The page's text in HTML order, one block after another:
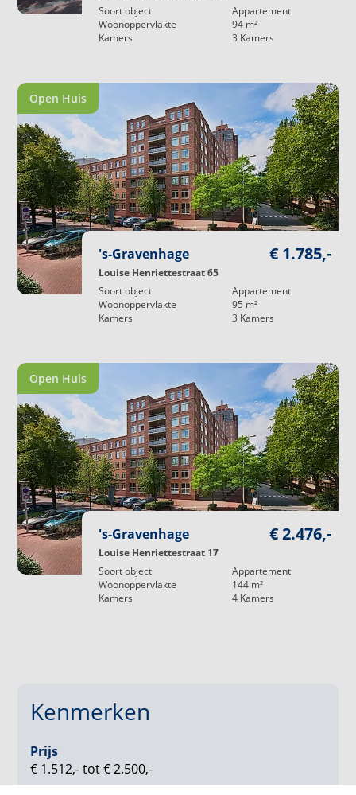
Soort object
Appartement
Woonoppervlakte
94 m²
Kamers
3 Kamers
Open Huis
's-Gravenhage
Louise Henriettestraat 65
€ 1.785,-
Soort object
Appartement
Woonoppervlakte
95 m²
Kamers
3 Kamers
Open Huis
's-Gravenhage
Louise Henriettestraat 17
€ 2.476,-
Soort object
Appartement
Woonoppervlakte
144 m²
Kamers
4 Kamers
Kenmerken
Prijs
€ 1.512,- tot € 2.500,-